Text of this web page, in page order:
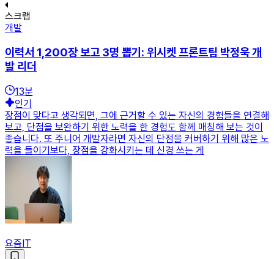
스크랩
개발
이력서 1,200장 보고 3명 뽑기: 위시켓 프론트팀 박정욱 개
발 리더
13분
인기
장점이 맞다고 생각되면, 그에 근거할 수 있는 자신의 경험들을 연결해
보고, 단점을 보완하기 위한 노력을 한 경험도 함께 매칭해 보는 것이
좋습니다. 또 주니어 개발자라면 자신의 단점을 커버하기 위해 많은 노
력을 들이기보다, 장점을 강화시키는 데 신경 쓰는 게
요즘IT